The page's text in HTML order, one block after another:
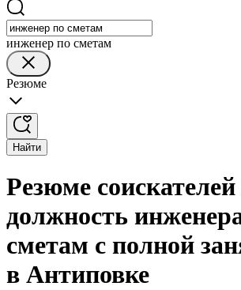
инженер по сметам
Резюме
Найти
Резюме
должность
сметам с полной
в Антиповке